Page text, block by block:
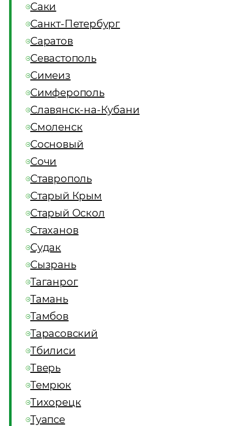
Саки
Санкт-Петербург
Саратов
Севастополь
Симеиз
Симферополь
Славянск-на-Кубани
Смоленск
Сосновый
Сочи
Ставрополь
Старый Крым
Старый Оскол
Стаханов
Судак
Сызрань
Таганрог
Тамань
Тамбов
Тарасовский
Тбилиси
Тверь
Темрюк
Тихорецк
Туапсе